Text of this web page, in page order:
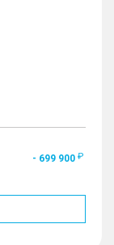
- 699 900